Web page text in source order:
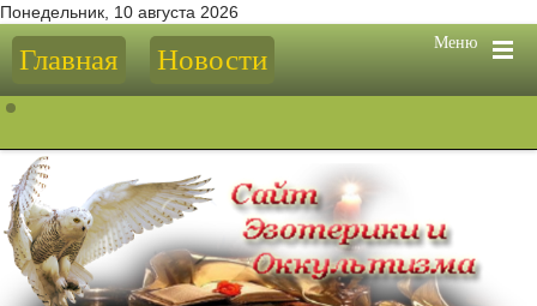
Понедельник, 10 августа 2026
Меню
Главная Новости